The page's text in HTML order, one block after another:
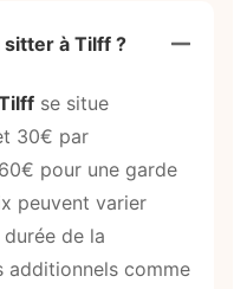
à Tilff ?
se situe
30€ par
pour une garde
peuvent varier
de la
additionnels comme